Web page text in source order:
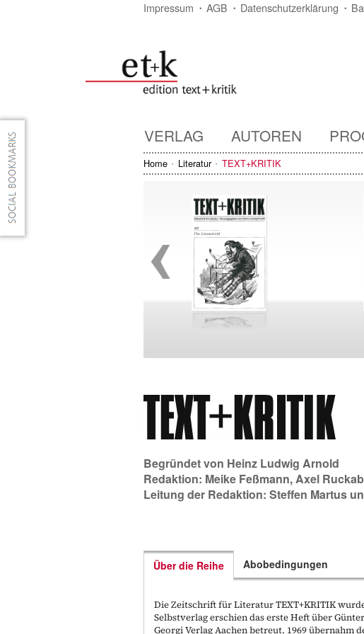
Impressum AGB Datenschutzerklärung
VERLAG AUTOREN
Home Literatur TEXT+KRITIK
Begründet von Heinz Ludwig Arnold
Redaktion: Meike Feßmann,Axel
Leitung der Redaktion: Steffen Martus
Über die Reihe
Die Zeitschrift für Literatur TEXT+KRITIK
Selbstverlag erschien das erste Heft über
Georgi Verlag Aachen betreut. 1969
Abobedingungen